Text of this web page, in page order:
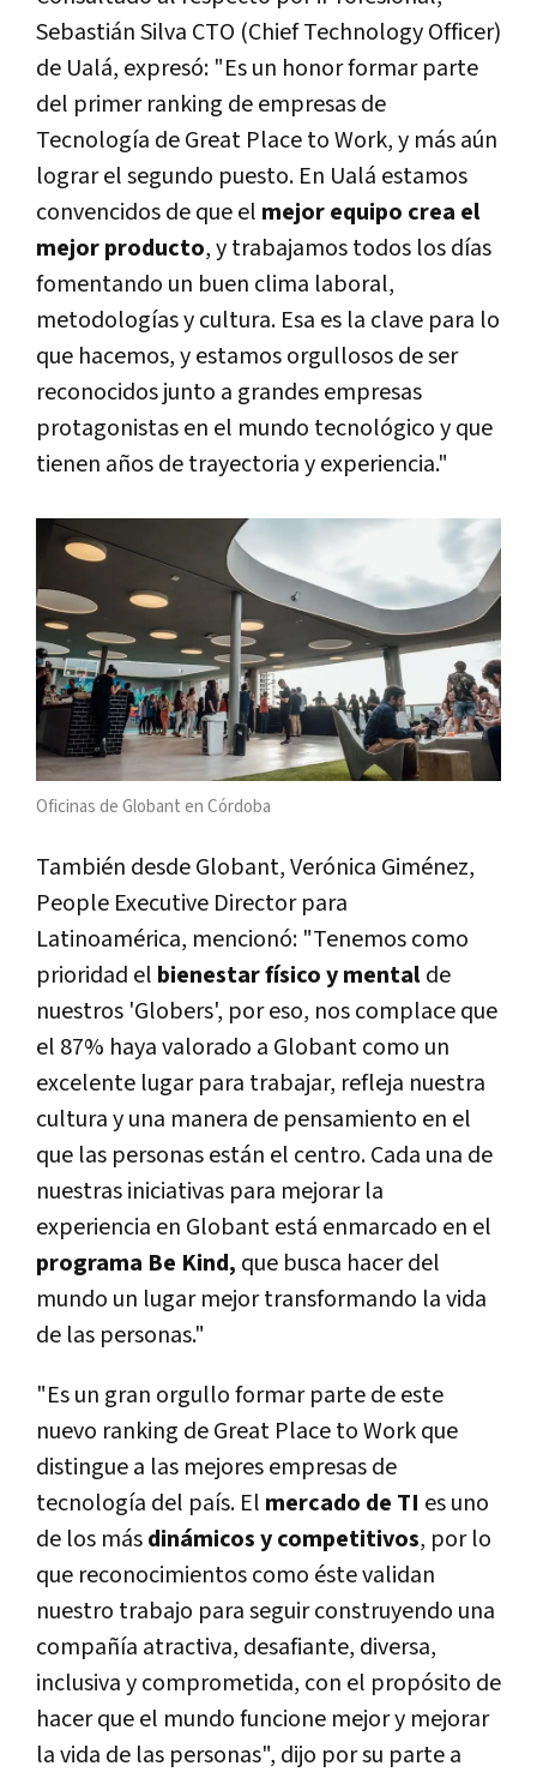
Sebastián Silva CTO (Chief Technology Officer)
de Ualá, expresó: "Es un honor formar parte
del primer ranking de empresas de
Tecnología de Great Place to Work, y más aún
lograr el segundo puesto. En Ualá estamos
convencidos de que el mejor equipo crea el
mejor producto, y trabajamos todos los días
fomentando un buen clima laboral,
metodologías y cultura. Esa es la clave para lo
que hacemos, y estamos orgullosos de ser
reconocidos junto a grandes empresas
protagonistas en el mundo tecnológico y que
tienen años de trayectoria y experiencia."
Oficinas de Globant en Córdoba
También desde Globant, Verónica Giménez,
People Executive Director para
Latinoamérica, mencionó: "Tenemos como
prioridad el bienestar físico y mentalde
nuestros 'Globers', por eso, nos complace que
el 87% haya valorado a Globant como un
excelente lugar para trabajar, refleja nuestra
cultura y una manera de pensamiento en el
que las personas están el centro. Cada una de
nuestras iniciativas para mejorar la
experiencia en Globant está enmarcado en el
programa Be Kind, que busca hacer del
mundo un lugar mejor transformando la vida
de las personas."
"Es un gran orgullo formar parte de este
nuevo ranking de Great Place to Work que
distingue a las mejores empresas de
tecnología del país. El mercado de TI es uno
de los másdinámicos y competitivos, por lo
que reconocimientos como éste validan
nuestro trabajo para seguir construyendo una
compañía atractiva, desafiante, diversa,
inclusiva y comprometida, con el propósito de
hacer que el mundo funcione mejor y mejorar
la vida de las personas", dijo por su parte a